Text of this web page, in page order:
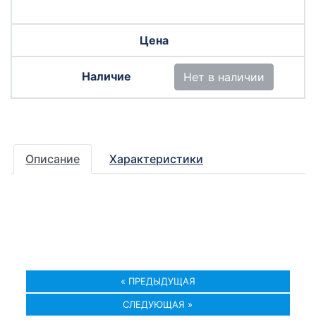
Нет в наличии
Описание Характеристики
« ПРЕДЫДУЩАЯ
СЛЕДУЮЩАЯ »